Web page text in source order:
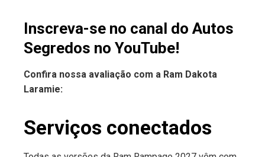
Inscreva-se no canal do Autos
Segredos no YouTube!
Confira nossa avaliação com a Ram Dakota
Laramie:
Serviços conectados